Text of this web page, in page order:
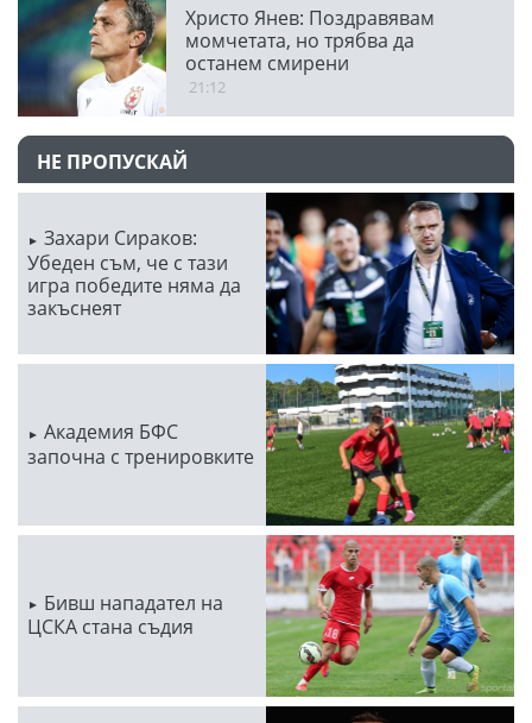
Христо Янев: Поздравявам
момчетата, но трябва да
останем смирени
21:12
НЕ ПРОПУСКАЙ
Захари Сираков:
Убеден съм, че с тази
игра победите няма да
закъснеят
Академия БФС
започна с тренировките
Бивш нападател на
ЦСКА стана съдия